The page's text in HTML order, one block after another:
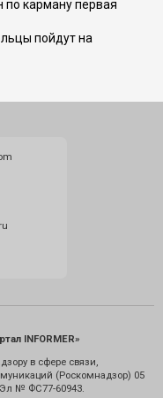
по карману первая
пойдут на
INFORMER»
в сфере связи,
(Роскомнадзор) 05
Эл № ФС77-60943.